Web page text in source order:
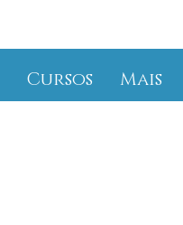
Cursos Mais